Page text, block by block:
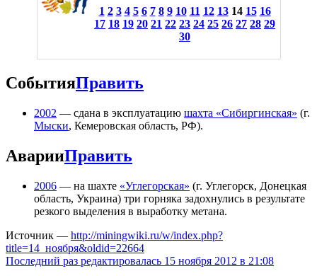
1 2 3 4 5 6 7 8 9 10 11 12 13 14 15 16
17 18 19 20 21 22 23 24 25 26 27 28 29
30
СобытияПравить
2002 — сдана в эксплуатацию шахта «Сибиргинская» (г.
Мыски, Кемеровская область, РФ).
АварииПравить
2006 — на шахте «Углегорская» (г. Углегорск, Донецкая
область, Украина) три горняка задохнулись в результате
резкого выделения в выработку метана.
Источник — http://miningwiki.ru/w/index.php?
title=14_ноября&oldid=22664
Последний раз редактировалась 15 ноября 2012 в 21:08